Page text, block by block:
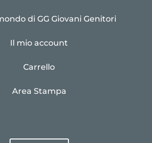
di GG Giovani Genitori
Il mio account
Carrello
Area Stampa